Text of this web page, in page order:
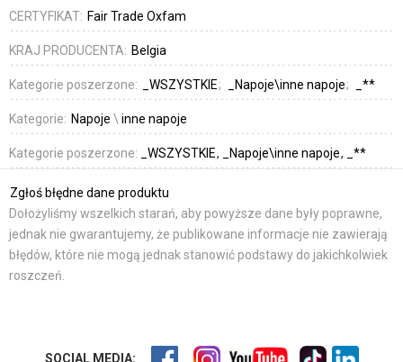
CERTYFIKAT: Fair Trade Oxfam
KRAJ PRODUCENTA: Belgia
Kategorie poszerzone: _WSZYSTKIE _Napoje\inne napoje _**
Kategorie: Napoje \ inne napoje
Kategorie poszerzone: _WSZYSTKIE _Napoje\inne napoje _**
Zgłoś błędne dane produktu
Dołożyliśmy wszelkich starań, aby powyższe dane były poprawne,
jednak nie gwarantujemy, że publikowane informacje nie zawierają
błędów, które nie mogą jednak stanowić podstawy do jakichkolwiek
roszczeń.
SOCIAL MEDIA: